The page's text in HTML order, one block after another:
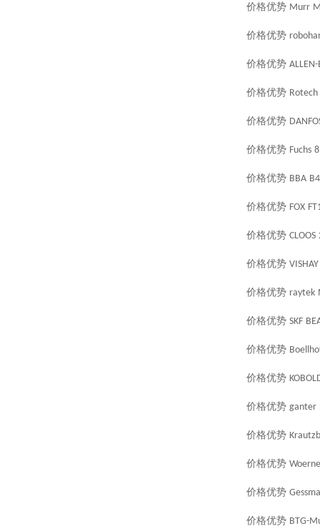
价格优势 Murr
价格优势
价格优势 ALLEN-
价格优势 Rotech
价格优势
价格优势 Fuchs
价格优势 BBA
价格优势 FOX
价格优势 CLOOS
价格优势 VISHAY
价格优势 raytek
价格优势 SKF
价格优势
价格优势
价格优势 ganter
价格优势
价格优势
价格优势
价格优势 BTG-